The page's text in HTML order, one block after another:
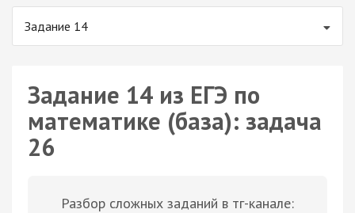
Задание 14
Задание 14 из ЕГЭ по
математике (база): задача
26
Разбор сложных заданий в тг-канале: